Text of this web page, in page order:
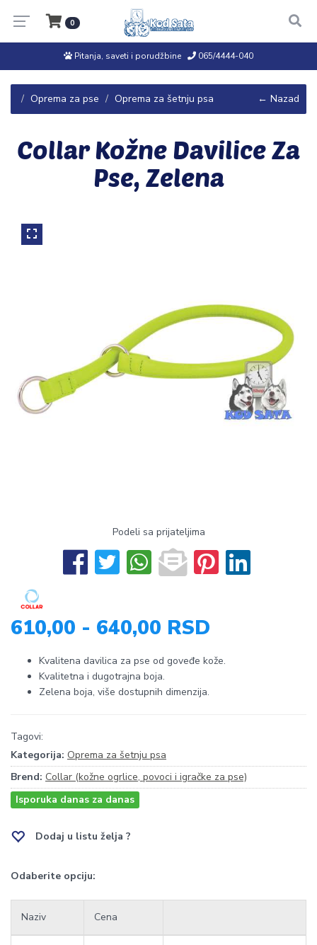
0
Pitanja, saveti i porudžbine 065/4444-040
Oprema za pse Oprema za šetnju psa ← Nazad
Collar Kožne Davilice Za
Pse, Zelena
Podeli sa prijateljima
610,00 - 640,00 RSD
Kvalitena davilica za pse od goveđe kože.
Kvalitetna i dugotrajna boja.
Zelena boja, više dostupnih dimenzija.
Tagovi:
Kategorija: Oprema za šetnju psa
Brend: Collar (kožne ogrlice, povoci i igračke za pse)
Isporuka danas za danas
Dodaj u listu želja ?
Odaberite opciju:
Naziv Cena